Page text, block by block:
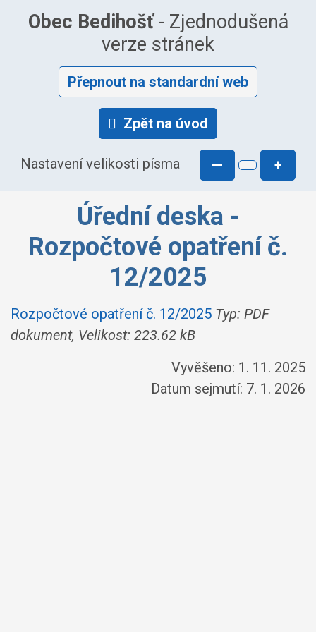
Obec Bedihošť- Zjednodušená
verze stránek
Přepnout na standardní web
Zpět na úvod
Nastavení velikosti písma — +
Úřední deska -
Rozpočtové opatření č.
12/2025
Rozpočtové opatření č. 12/2025 Typ: PDF
dokument, Velikost: 223.62 kB
Vyvěšeno: 1. 11. 2025
Datum sejmutí: 7. 1. 2026